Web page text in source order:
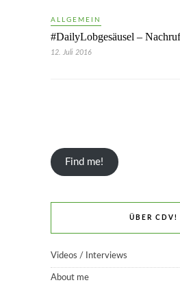
ALLGEMEIN
#DailyLobgesäusel –
12. Juli 2016
Find me!
ÜBER CDV!
Videos / Interviews
About me